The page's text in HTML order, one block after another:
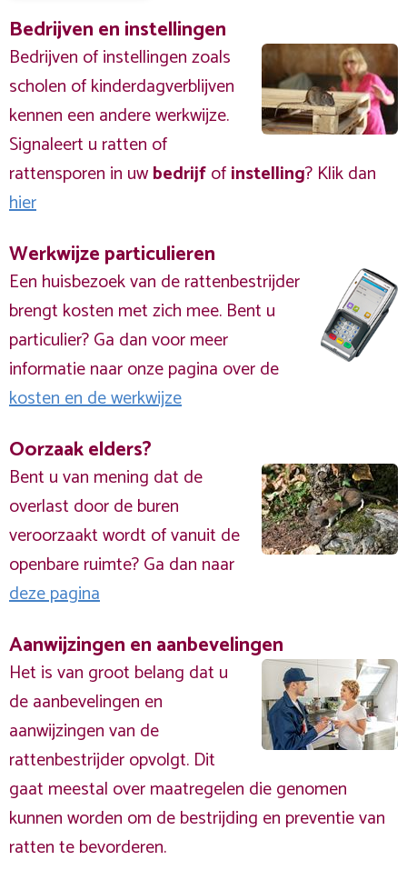
Bedrijven en instellingen
Bedrijven of instellingen zoals
scholen of kinderdagverblijven
kennen een andere werkwijze.
Signaleert u ratten of
rattensporen in uwbedrijfofinstelling? Klik dan
hier
Werkwijze particulieren
Een huisbezoek van de rattenbestrijder
brengt kosten met zich mee. Bent u
particulier? Ga dan voor meer
informatie naar onze pagina over de
kosten en de werkwijze
Oorzaak elders?
Bent u van mening dat de
overlast door de buren
veroorzaakt wordt of vanuit de
openbare ruimte? Ga dan naar
deze pagina
Aanwijzingen en aanbevelingen
Het is van groot belang dat u
de aanbevelingen en
aanwijzingen van de
rattenbestrijder opvolgt. Dit
gaat meestal over maatregelen die genomen
kunnen worden om de bestrijding en preventie van
ratten te bevorderen.